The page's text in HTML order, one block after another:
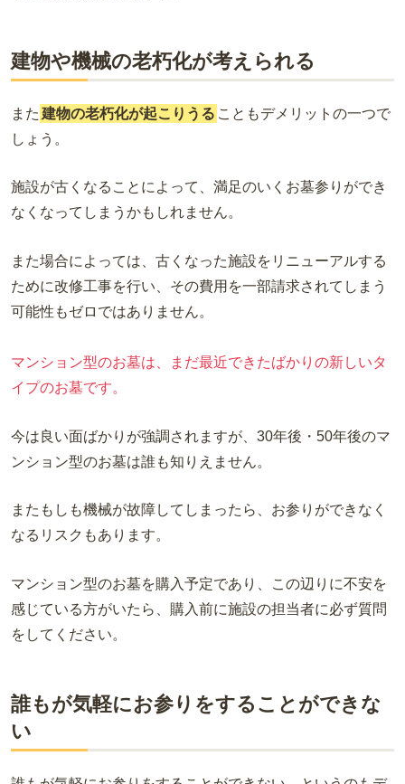
建物や機械の老朽化が考えられる
また 建物の老朽化が起こりうる こともデメリットの一つで
しょう。
施設が古くなることによって、満足のいくお墓参りができ
なくなってしまうかもしれません。
また場合によっては、古くなった施設をリニューアルする
ために改修工事を行い、その費用を一部請求されてしまう
可能性もゼロではありません。
マンション型のお墓は、まだ最近できたばかりの新しいタ
イプのお墓です。
今は良い面ばかりが強調されますが、 30年後・ 50年後のマ
ンション型のお墓は誰も知りえません。
またもしも機械が故障してしまったら、お参りができなく
なるリスクもあります。
マンション型のお墓を購入予定であり、この辺りに不安を
感じている方がいたら、購入前に施設の担当者に必ず質問
をしてください。
誰もが気軽にお参りをすることができな
い